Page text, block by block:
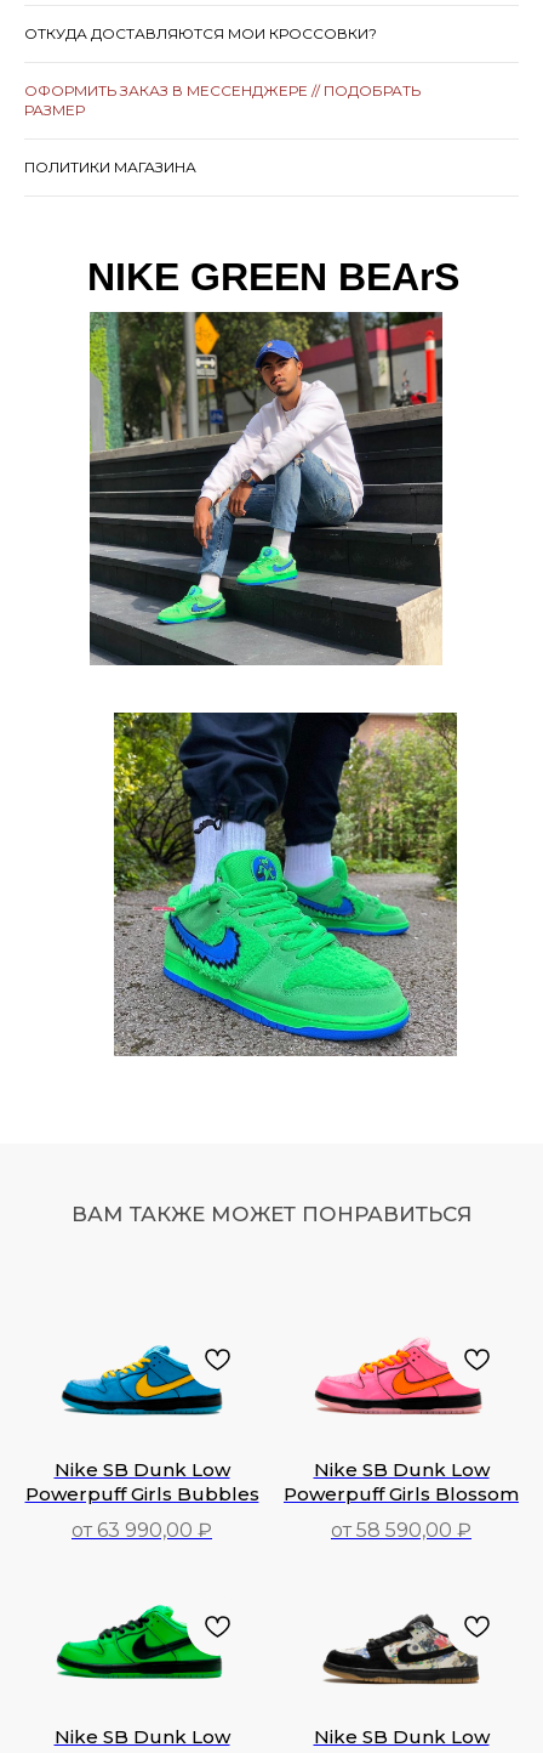
ОТКУДА ДОСТАВЛЯЮТСЯ МОИ КРОССОВКИ?
ОФОРМИТЬ ЗАКАЗ В МЕССЕНДЖЕРЕ // ПОДОБРАТЬ
РАЗМЕР
ПОЛИТИКИ МАГАЗИНА
NIKE GREEN BEArS
ВАМ ТАКЖЕ МОЖЕТ ПОНРАВИТЬСЯ
Nike SB Dunk Low
Powerpuff Girls Bubbles
от 63 990,00 ₽
Nike SB Dunk Low
Powerpuff Girls Blossom
от 58 590,00 ₽
Nike SB Dunk Low
Nike SB Dunk Low